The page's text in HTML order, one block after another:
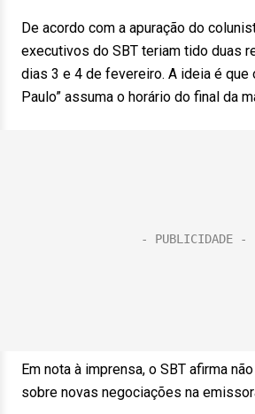
De acordo com a apuração do
executivos do SBT teriam tido duas
dias 3 e 4 de fevereiro. A ideia é que
Paulo” assuma o horário do final da
Em nota à imprensa, o SBT afirma
sobre novas negociações na